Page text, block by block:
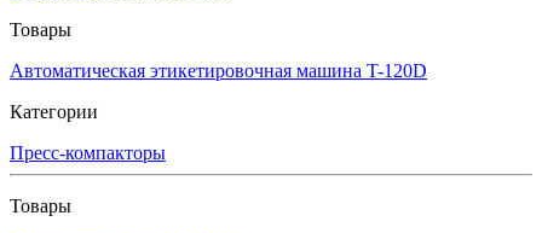
Товары
Автоматическая этикетировочная машина T-120D
Категории
Пресс-компакторы
Товары